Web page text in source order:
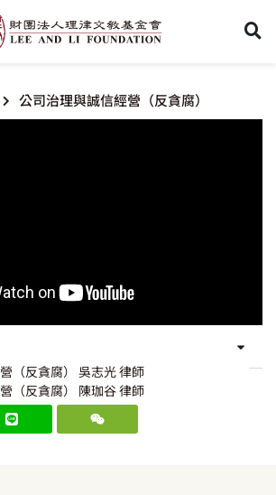
公司治理與誠信經營（反貪腐）
（反貪腐） 吳志光 律師
（反貪腐） 陳珈谷 律師